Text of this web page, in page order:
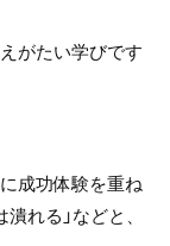
がたい学びです
成功体験を重ね
れる」などと、